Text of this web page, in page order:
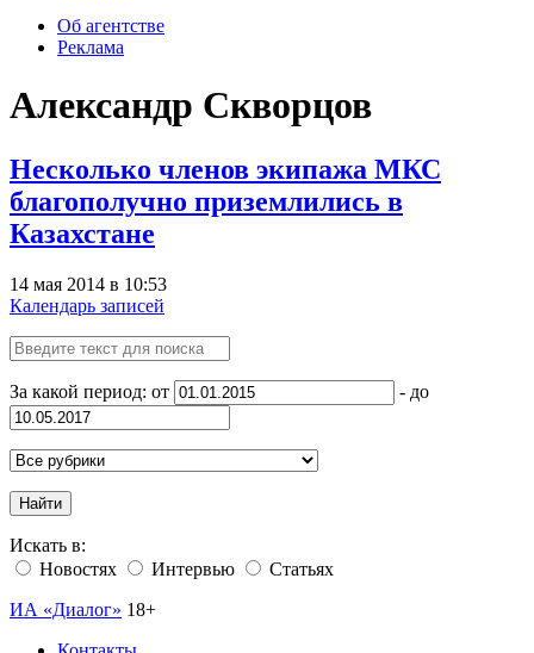
Об агентстве
Реклама
Александр Скворцов
Несколько членов экипажа МКС
благополучно приземлились в
Казахстане
14 мая 2014 в 10:53
Календарь записей
За какой период: от - до
Найти
Искать в:
Новостях
Интервью
Статьях
ИА «Диалог» 18+